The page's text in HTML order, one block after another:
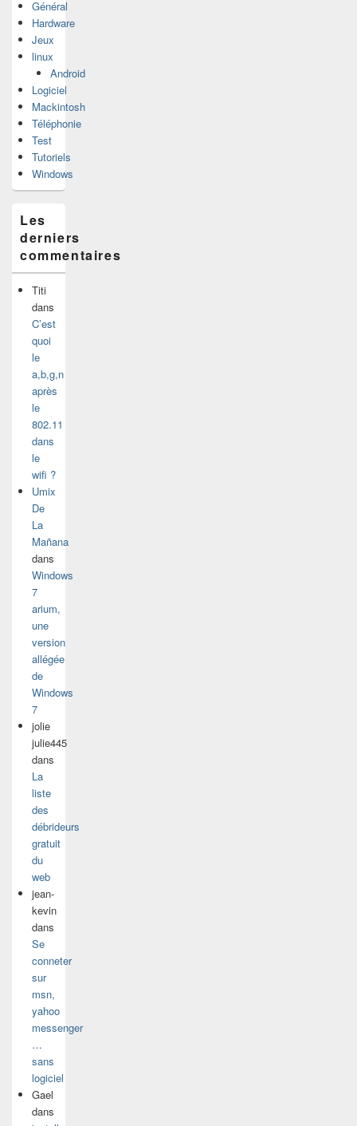
Général
Hardware
Jeux
linux
Android
Logiciel
Mackintosh
Téléphonie
Test
Tutoriels
Windows
Les
derniers
commentaires
Titi
dans
C’est
quoi
le
a,b,g,n
après
le
802.11
dans
le
wifi ?
Umix
De
La
Mañana
dans
Windows
7
arium,
une
version
allégée
de
Windows
7
jolie
julie445
dans
La
liste
des
débrideurs
gratuit
du
web
jean-
kevin
dans
Se
conneter
sur
msn,
yahoo
messenger
…
sans
logiciel
Gael
dans